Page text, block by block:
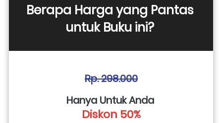
Berapa Harga yang Pantas
untuk Buku ini?
Rp. 298.000
Hanya Untuk Anda
Diskon 50%